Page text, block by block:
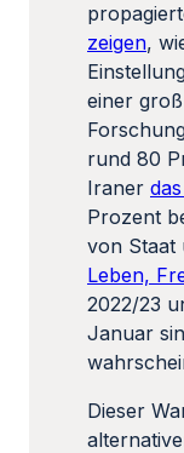
zeigen,
einer
rund 80
Iraner
Prozent
von Staat
Leben,
2022/23
Januar
Dieser